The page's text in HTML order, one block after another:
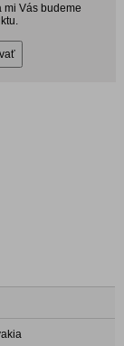
mi Vás budeme